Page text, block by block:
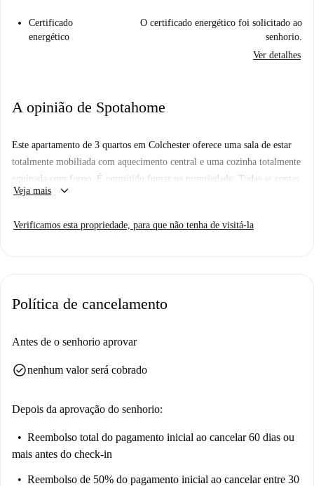
Certificado
energético
O certificado energético foi solicitado ao
senhorio.
Ver detalhes
A opinião de Spotahome
Este apartamento de 3 quartos em Colchester oferece uma sala de estar
totalmente mobiliada com aquecimento central e uma cozinha totalmente
equipada com forno. É permitido fumar na propriedade. Todas as contas,
incluindo eletricidade, água, gás, Wi-Fi e serviços de limpeza periódicos,
Spotahome, garantindo que esteja pronto para você.
mercado East of England. Aproveite o ambiente vibrante e as
Veja mais keyboard_arrow_down
Verificamos esta propriedade, para que não tenha de visitá-la
Política de cancelamento
Antes de o senhorio aprovar
check_circlenenhum valor será cobrado
Depois da aprovação do senhorio:
Reembolso total do pagamento inicial ao cancelar 60 dias ou
mais antes do check-in
Reembolso de 50% do pagamento inicial ao cancelar entre 30